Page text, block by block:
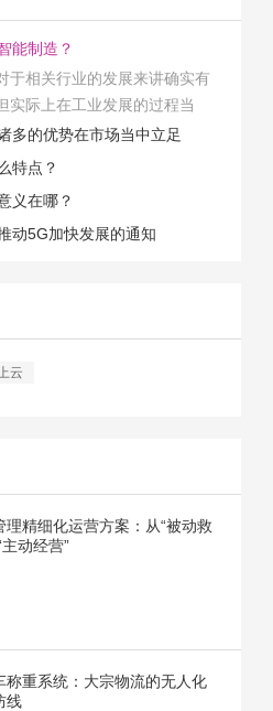
能制造？
于相关行业的发展来讲确实有
实际上在工业发展的过程当
发展的具体结束是非常的多
定需要...
多的优势在市场当中立足
特点？
义在哪？
动5G加快发展的通知
云
理精细化运营方案：从“被动救
主动经营”
称重系统：大宗物流的无人化
线